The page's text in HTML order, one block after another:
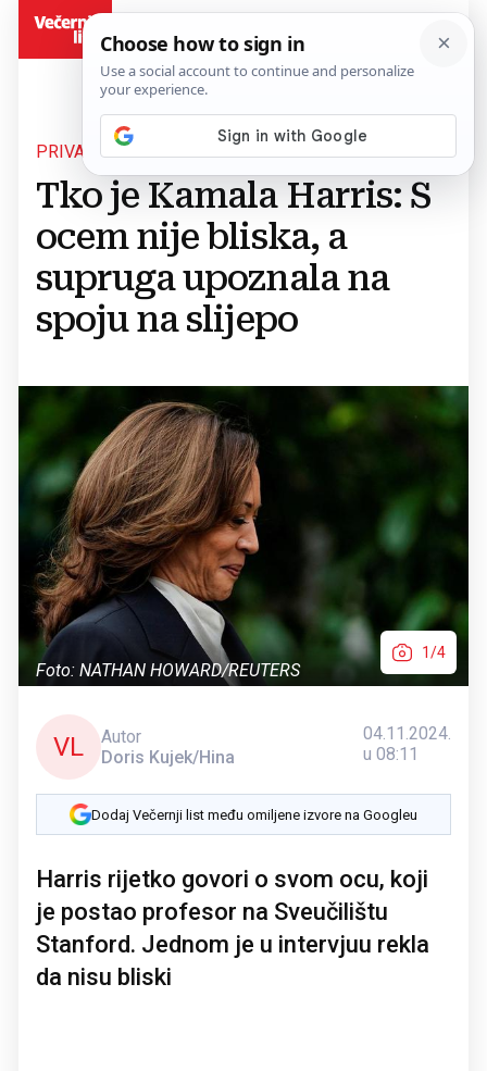
PRIVATNI ŽIVOT
Tko je Kamala Harris: S
ocem nije bliska, a
supruga upoznala na
spoju na slijepo
Foto: NATHAN HOWARD/REUTERS
1/4
VL
Autor
Doris Kujek/Hina
04.11.2024.
u 08:11
Dodaj Večernji list među omiljene izvore na Googleu
Harris rijetko govori o svom ocu, koji
je postao profesor na Sveučilištu
Stanford. Jednom je u intervjuu rekla
da nisu bliski